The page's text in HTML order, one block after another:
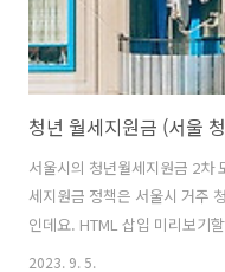
청년 월세지원금 (서울
서울시의 청년월세지원금 2차
세지원금 정책은 서울시 거주
인데요. HTML 삽입 미리보기
2023. 9. 5.